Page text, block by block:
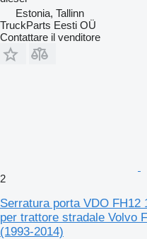
Estonia, Tallinn
TruckParts Eesti OÜ
Contattare il venditore
2
Serratura porta VDO FH12
per trattore stradale Volvo
(1993-2014)